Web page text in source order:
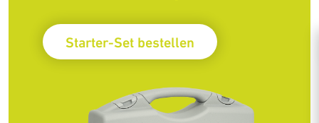
Starter-Set bestellen